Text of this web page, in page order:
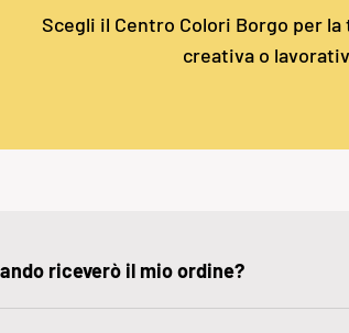
Scegli il Centro Colori Borgo per
creativa o
riceverò il mio ordine?